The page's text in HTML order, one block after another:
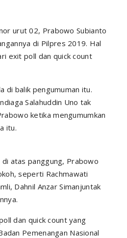
urut 02, Prabowo Subianto
di Pilpres 2019. Hal
exit poll dan quick count
di balik pengumuman itu.
Salahuddin Uno tak
ketika mengumumkan
itu.
atas panggung, Prabowo
seperti Rachmawati
Dahnil Anzar Simanjuntak
dan quick count yang
Pemenangan Nasional